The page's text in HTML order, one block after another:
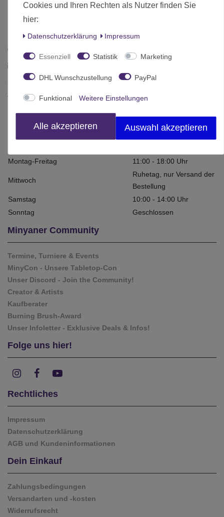
Nordstr. 45
59269 Beckum, Deutschland
+49 (0) 2521 8791087
Öffnungszeiten Ladenlokal
geschlossen!
Entfällt im August
Montag-Freitag
11:00 - 18:00 Uhr
Mittwoch
Ruhetag, nur Versand der
Bestellung
Samstag
10:00 - 14:00 Uhr
Sonntag
Geschlossen
Minyaner Community
Termine, Turniere & Events
MinyCon - Unsere Tabletop-Con
Unser Discord - Join the Community!
Creator & Artists
Kaufberater
Burning Brush-Award
Unser Infoletter - Exklusive Deals & Infos!
Folge uns hier!
Rechtliches
Impressum
Datenschutzerklärung
AGB und Kundeninformationen
Dein Einkauf
Zahlungsbedingungen
Versandarten und -kosten
Widerrufsrecht
Cookies und Ihren Rechten als Nutzer finden Sie
hier:
Daten­schutz­erklärung Impressum
Essenziell Statistik Marketing
DHL Wunschzustellung PayPal
Funktional Weitere Einstellungen
Alle akzeptieren Auswahl akzeptieren